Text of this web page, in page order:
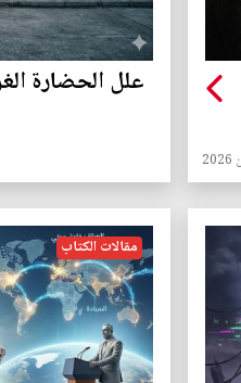
علل الحضارة
مقالات الكتاب